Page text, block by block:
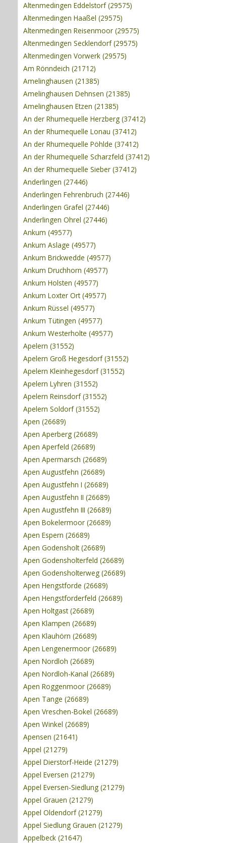
Altenmedingen Eddelstorf (29575)
Altenmedingen Haaßel (29575)
Altenmedingen Reisenmoor (29575)
Altenmedingen Secklendorf (29575)
Altenmedingen Vorwerk (29575)
Am Rönndeich (21712)
Amelinghausen (21385)
Amelinghausen Dehnsen (21385)
Amelinghausen Etzen (21385)
An der Rhumequelle Herzberg (37412)
An der Rhumequelle Lonau (37412)
An der Rhumequelle Pöhlde (37412)
An der Rhumequelle Scharzfeld (37412)
An der Rhumequelle Sieber (37412)
Anderlingen (27446)
Anderlingen Fehrenbruch (27446)
Anderlingen Grafel (27446)
Anderlingen Ohrel (27446)
Ankum (49577)
Ankum Aslage (49577)
Ankum Brickwedde (49577)
Ankum Druchhorn (49577)
Ankum Holsten (49577)
Ankum Loxter Ort (49577)
Ankum Rüssel (49577)
Ankum Tütingen (49577)
Ankum Westerholte (49577)
Apelern (31552)
Apelern Groß Hegesdorf (31552)
Apelern Kleinhegesdorf (31552)
Apelern Lyhren (31552)
Apelern Reinsdorf (31552)
Apelern Soldorf (31552)
Apen (26689)
Apen Aperberg (26689)
Apen Aperfeld (26689)
Apen Apermarsch (26689)
Apen Augustfehn (26689)
Apen Augustfehn I (26689)
Apen Augustfehn II (26689)
Apen Augustfehn III (26689)
Apen Bokelermoor (26689)
Apen Espern (26689)
Apen Godensholt (26689)
Apen Godensholterfeld (26689)
Apen Godensholterweg (26689)
Apen Hengstforde (26689)
Apen Hengstforderfeld (26689)
Apen Holtgast (26689)
Apen Klampen (26689)
Apen Klauhörn (26689)
Apen Lengenermoor (26689)
Apen Nordloh (26689)
Apen Nordloh-Kanal (26689)
Apen Roggenmoor (26689)
Apen Tange (26689)
Apen Vreschen-Bokel (26689)
Apen Winkel (26689)
Apensen (21641)
Appel (21279)
Appel Dierstorf-Heide (21279)
Appel Eversen (21279)
Appel Eversen-Siedlung (21279)
Appel Grauen (21279)
Appel Oldendorf (21279)
Appel Siedlung Grauen (21279)
Appelbeck (21647)